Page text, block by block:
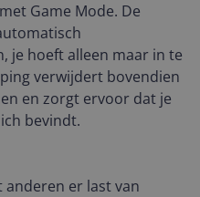
Game Mode. De
je hoeft alleen maar in te
verwijdert bovendien
en zorgt ervoor dat je
bevindt.
anderen er last van